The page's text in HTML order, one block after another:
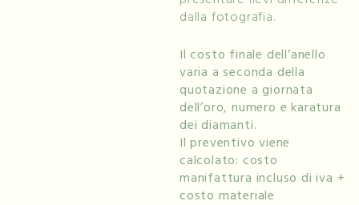
dalla fotografia.
Il costo finale dell’anello
varia a seconda della
quotazione a giornata
dell’oro, numero e karatura
dei diamanti.
Il preventivo viene
calcolato: costo
manifattura incluso di iva +
costo materiale